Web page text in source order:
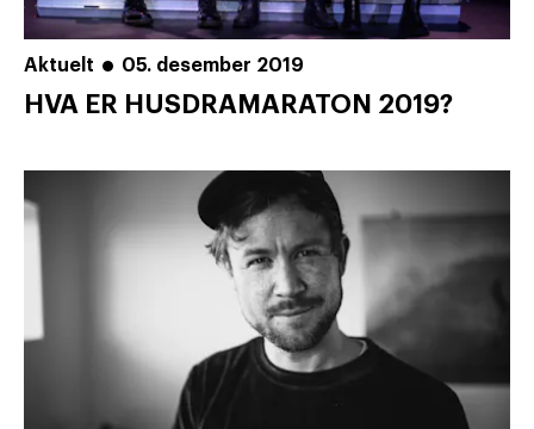
Aktuelt 05. desember 2019
HVA ER HUSDRAMARATON 2019?